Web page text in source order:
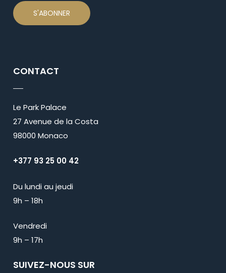
CONTACT
Le Park Palace
27 Avenue de la Costa
98000 Monaco
+377 93 25 00 42
Du lundi au jeudi
9h – 18h
Vendredi
9h – 17h
SUIVEZ-NOUS SUR